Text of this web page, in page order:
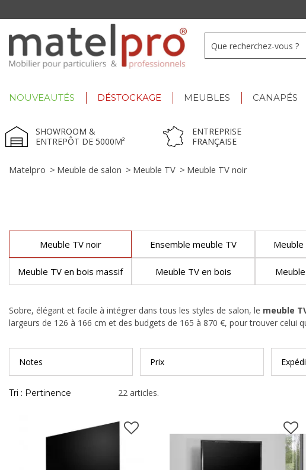
NOUVEAUTÉS DÉSTOCKAGE MEUBLES CANAPÉS
SHOWROOM &
ENTREPÔT DE 5000M²
ENTREPRISE
FRANÇAISE
Matelpro > Meuble de salon > Meuble TV > Meuble TV noir
Meuble TV noir Ensemble meuble TV Meuble
Meuble TV en bois massif Meuble TV en bois
Sobre, élégant et facile à intégrer dans tous les styles de salon, le meuble
largeurs de 126 à 166 cm et des budgets de 165 à 870 €, pour trouver celui
Notes Prix
Tri : Pertinence 22 articles.